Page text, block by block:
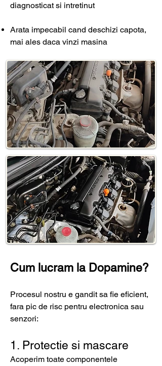
diagnosticat si intretinut
Arata impecabil cand deschizi capota,
mai ales daca vinzi masina
Cum lucram la Dopamine?
Procesul nostru e gandit sa fie eficient,
fara pic de risc pentru electronica sau
senzori:
1. Protectie si mascare
Acoperim toate componentele